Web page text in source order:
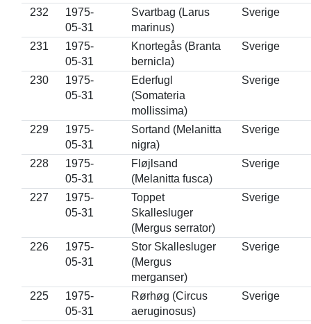
232
1975-
05-31
Svartbag (Larus
marinus)
Sverige
231
1975-
05-31
Knortegås (Branta
bernicla)
Sverige
230
1975-
05-31
Ederfugl
(Somateria
mollissima)
Sverige
229
1975-
05-31
Sortand (Melanitta
nigra)
Sverige
228
1975-
05-31
Fløjlsand
(Melanitta fusca)
Sverige
227
1975-
05-31
Toppet
Skallesluger
(Mergus serrator)
Sverige
226
1975-
05-31
Stor Skallesluger
(Mergus
merganser)
Sverige
225
1975-
05-31
Rørhøg (Circus
aeruginosus)
Sverige